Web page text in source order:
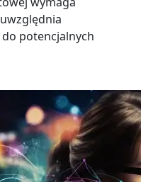
potencjalnych